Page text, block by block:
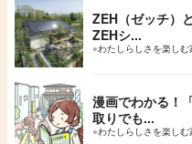
ZEH（ゼッチ）
ZEHシ...
●わたしらしさを楽しむ
漫画でわかる！
取りでも...
●わたしらしさを楽しむ